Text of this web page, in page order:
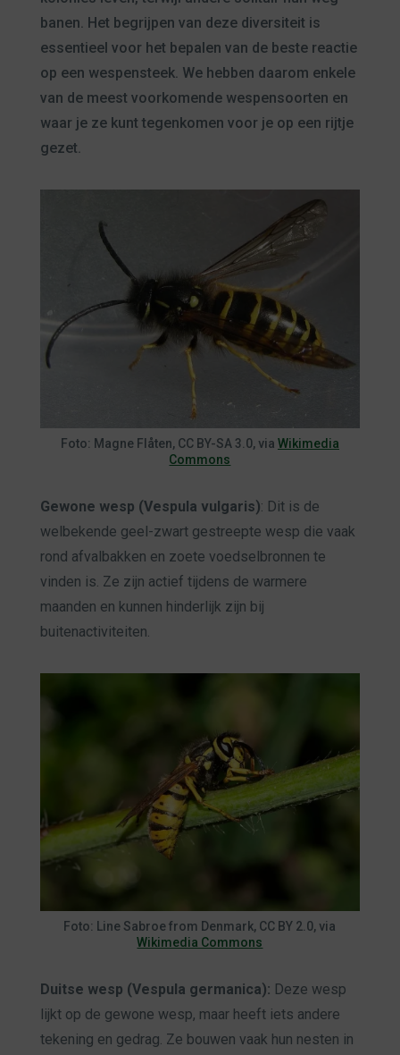
banen. Het begrijpen van deze diversiteit is
essentieel voor het bepalen van de beste reactie
op een wespensteek. We hebben daarom enkele
van de meest voorkomende wespensoorten en
waar je ze kunt tegenkomen voor je op een rijtje
gezet.
Foto: Magne Flåten, CC BY-SA 3.0, via Wikimedia
Commons
Gewone wesp (Vespula vulgaris): Dit is de
welbekende geel-zwart gestreepte wesp die vaak
rond afvalbakken en zoete voedselbronnen te
vinden is. Ze zijn actief tijdens de warmere
maanden en kunnen hinderlijk zijn bij
buitenactiviteiten.
Foto: Line Sabroe from Denmark, CC BY 2.0, via
Wikimedia Commons
Duitse wesp (Vespula germanica): Deze wesp
lijkt op de gewone wesp, maar heeft iets andere
tekening en gedrag. Ze bouwen vaak hun nesten in